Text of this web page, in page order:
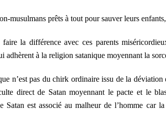
musulmans prêts à tout pour sauver leurs
la différence avec ces parents
adhèrent à la religion satanique moyennant la
n’est pas du chirk ordinaire issu de la
direct de Satan moyennant le pacte et le
est associé au malheur de l’homme car